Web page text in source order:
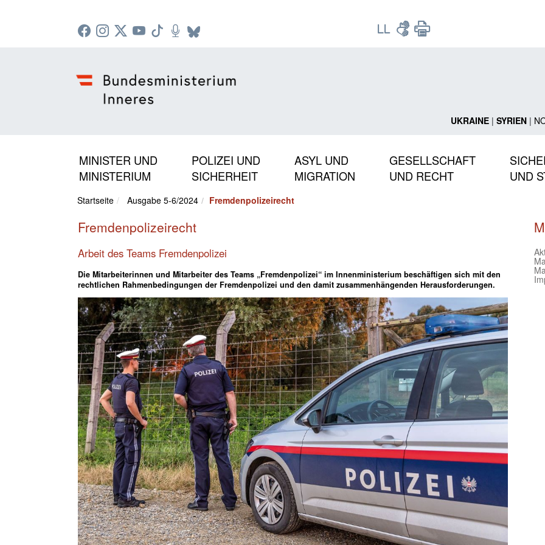
UKRAINE| SYRIEN|
MINISTER UND
MINISTERIUM
POLIZEI UND
SICHERHEIT
ASYL UND
MIGRATION
GESELLSCHAFT
UND RECHT
UND
Startseite Ausgabe 5-6/2024 Fremdenpolizeirecht
Fremdenpolizeirecht
Arbeit des Teams Fremdenpolizei
Die Mitarbeiterinnen und Mitarbeiter des Teams „Fremdenpolizei“ im Innenministerium beschäftigen sich mit den
rechtlichen Rahmenbedingungen der Fremdenpolizei und den damit zusammenhängenden Herausforderungen.